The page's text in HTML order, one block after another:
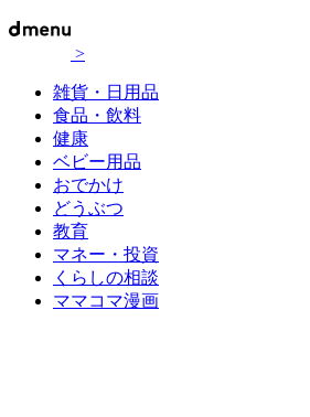
>
雑貨・日用品
食品・飲料
健康
ベビー用品
おでかけ
どうぶつ
教育
マネー・投資
くらしの相談
ママコマ漫画